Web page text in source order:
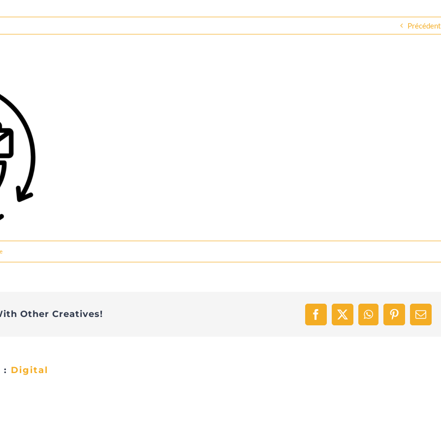
Précédent
Other Creatives! Facebook
X WhatsAppPinterest
: Digital